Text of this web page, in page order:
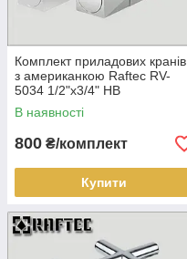
Комплект приладових кранів
з американкою Raftec RV-
5034 1/2"х3/4" НВ
В наявності
800 ₴/комплект
Купити
Raftec